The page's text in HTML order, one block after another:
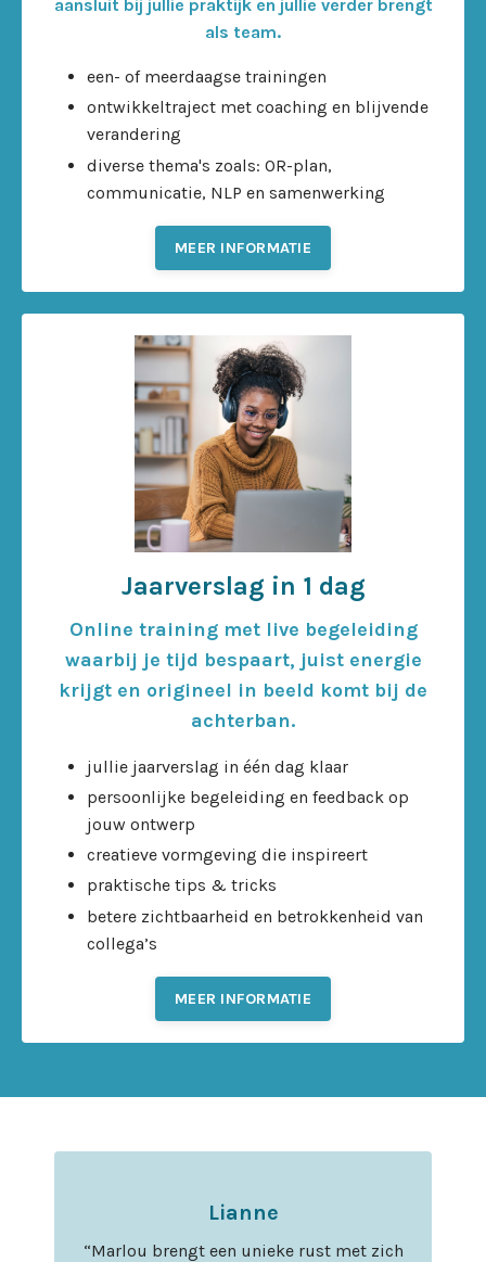
aansluit bij jullie praktijk en jullie verder brengt
als team.
een- of meerdaagse trainingen
ontwikkeltraject met coaching en blijvende
verandering
diverse thema's zoals: OR-plan,
communicatie, NLP en samenwerking
MEER INFORMATIE
Jaarverslag in 1 dag
Online training met live begeleiding
waarbij je tijd bespaart, juist energie
krijgt en origineel in beeld komt bij de
achterban.
jullie jaarverslag in één dag klaar
persoonlijke begeleiding en feedback op
jouw ontwerp
creatieve vormgeving die inspireert
praktische tips & tricks
betere zichtbaarheid en betrokkenheid van
collega’s
MEER INFORMATIE
Lianne
“Marlou brengt een unieke rust met zich